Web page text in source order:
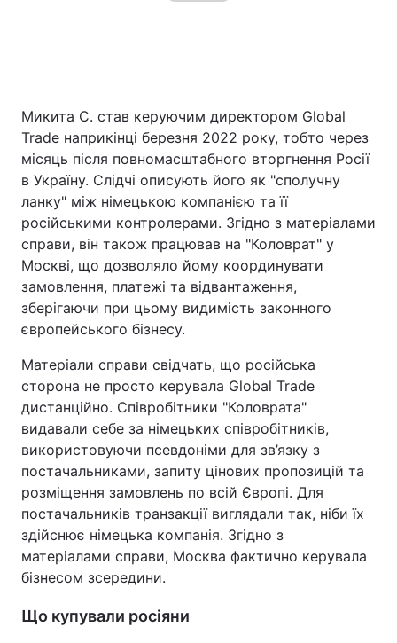
Микита С. став керуючим директором Global
Trade наприкінці березня 2022 року, тобто через
місяць після повномасштабного вторгнення Росії
в Україну. Слідчі описують його як "сполучну
ланку" між німецькою компанією та її
російськими контролерами. Згідно з матеріалами
справи, він також працював на "Коловрат" у
Москві, що дозволяло йому координувати
замовлення, платежі та відвантаження,
зберігаючи при цьому видимість законного
європейського бізнесу.
Матеріали справи свідчать, що російська
сторона не просто керувала Global Trade
дистанційно. Співробітники "Коловрата"
видавали себе за німецьких співробітників,
використовуючи псевдоніми для зв’язку з
постачальниками, запиту цінових пропозицій та
розміщення замовлень по всій Європі. Для
постачальників транзакції виглядали так, ніби їх
здійснює німецька компанія. Згідно з
матеріалами справи, Москва фактично керувала
бізнесом зсередини.
Що купували росіяни